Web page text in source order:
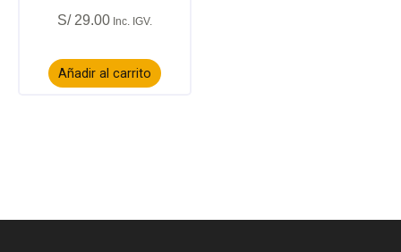
S/29.00
Añadir al carrito